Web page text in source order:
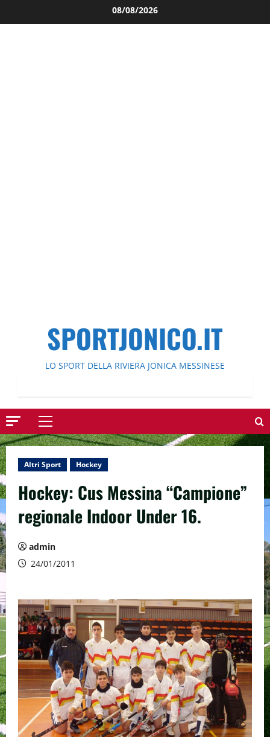
al
08/08/2026
SPORTJONICO.IT
LO SPORT DELLA RIVIERA JONICA MESSINESE
Menu
principale
Altri Sport Hockey
Hockey: Cus Messina “Campione”
regionale Indoor Under 16.
admin
24/01/2011